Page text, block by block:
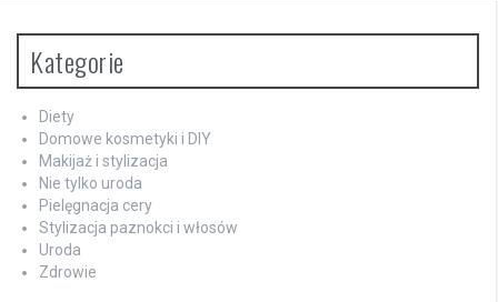
Kategorie
Diety
Domowe kosmetyki i DIY
Makijaż i stylizacja
Nie tylko uroda
Pielęgnacja cery
Stylizacja paznokci i włosów
Uroda
Zdrowie